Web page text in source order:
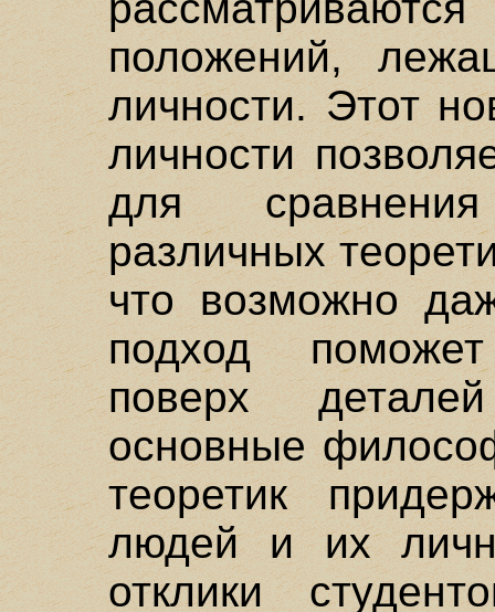
положений,
личности. Этот
личности
для
различных
что возможно
подход
поверх
основные
теоретик
людей и их
отклики